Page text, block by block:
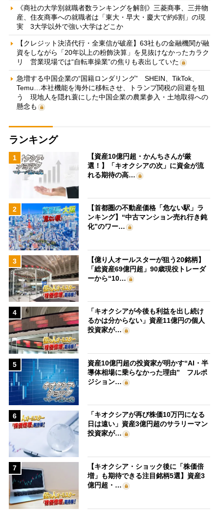
《商社の大学別就職者数ランキングを解剖》三菱商事、三井物
産、住友商事への就職者は「東大・早大・慶大で約6割」の現
実 3大学以外で強い大学はどこか
【クレジット決済代行・全東信が破産】63社もの金融機関が融
資をしながら「20年以上の粉飾決算」を見抜けなかったカラク
リ 営業現場では“自転車操業”の焦りも表出していた
急増する中国企業の“国籍ロンダリング” SHEIN、TikTok、
Temu…本社機能を海外に移転させ、トランプ関税の回避を狙
う 現地人を隠れ蓑にした中国企業の農業参入・土地取得への
懸念も
ランキング
1
【資産10億円超・かんちさんが厳
選！】「キオクシアの次」に資金が流
れる期待の高…
2
【首都圏の不動産価格「危ない駅」ラ
ンキング】“中古マンション売れ行き鈍
化”のワー…
3
【億り人オールスターが狙う20銘柄】
「総資産69億円超」90歳現役トレーダ
ーから“10…
4
「キオクシアが今後も利益を出し続け
るかは分からない」資産11億円の個人
投資家が…
5
資産10億円超の投資家が明かす“AI・半
導体相場に乗らなかった理由” フルポ
ジション…
6
「キオクシアが再び株価10万円になる
日は遠い」資産3億円超のサラリーマン
投資家が…
7
【キオクシア・ショック後に「株価倍
増」も期待できる注目銘柄5選】資産3
億円超・…